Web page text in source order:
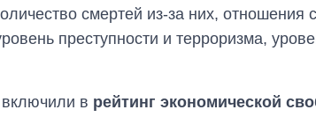
смертей из-за них, отношения
преступности и терроризма,
в рейтинг экономической